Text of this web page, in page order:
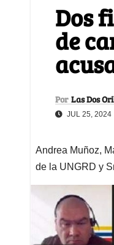
Dos
de
Por Las Dos
JUL 25, 2024
Andrea Muñoz,
de la UNGRD y